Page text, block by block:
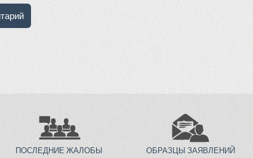
ПОСЛЕДНИЕ ЖАЛОБЫ ОБРАЗЦЫ ЗАЯВЛЕНИЙ